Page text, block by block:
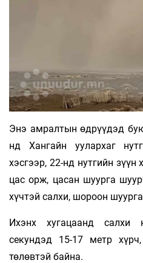
Энэ амралтын өдрүүдэд
нд Хангайн уулархаг
хэсгээр, 22-нд нутгийн зүүн
цас орж, цасан шуурга
хүчтэй салхи, шороон
Ихэнх хугацаанд салхи
секундэд 15-17 метр
төлөвтэй байна.